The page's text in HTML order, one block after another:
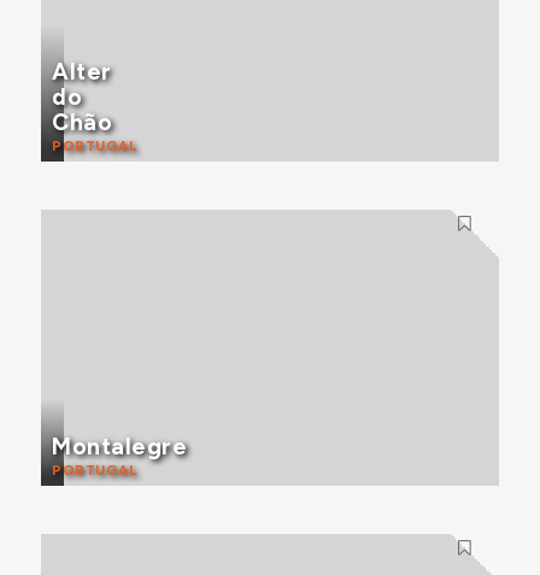
Alter
do
Chão
PORTUGAL
Montalegre
PORTUGAL